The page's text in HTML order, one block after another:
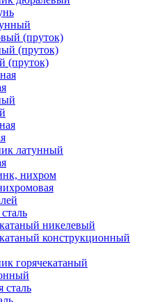
(пруток)
(пруток)
(пруток)
латунный
нихром
никелевый
конструкционный
горячекатаный
сталь